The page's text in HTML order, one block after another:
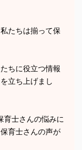
たちは揃って保
ちに役立つ情報
立ち上げまし
育士さんの悩みに
育士さんの声が